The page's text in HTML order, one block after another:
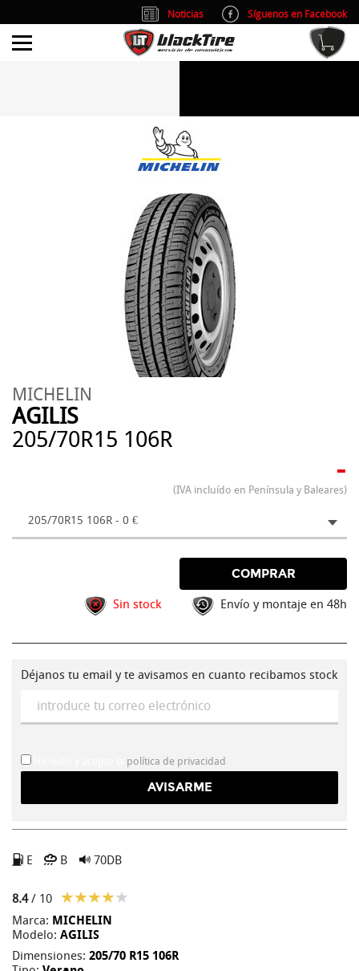
MICHELIN
AGILIS
205/70R15 106R
-
(IVA incluído en Península y Baleares)
205/70R15 106R - 0 €
COMPRAR
Sin stock Envío y montaje en 48h
Déjanos tu email y te avisamos en cuanto recibamos stock
política de privacidad
E B 70DB
8.4/ 10
Marca: MICHELIN
Modelo: AGILIS
Dimensiones: 205/70 R15 106R
Noticias
Síguenos en Facebook
info@blacktire.es
Atención al cliente: L/V 9:00-14:00 y 15:00-19:00